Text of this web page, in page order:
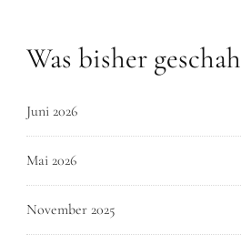
Was bisher geschah
Juni 2026
Mai 2026
November 2025